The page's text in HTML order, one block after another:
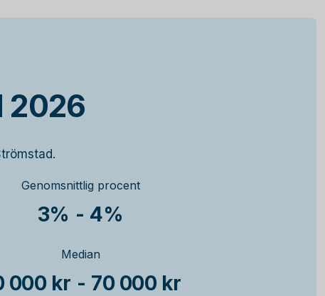
2026
Genomsnittlig procent
3% - 4%
Median
000 kr - 70 000 kr